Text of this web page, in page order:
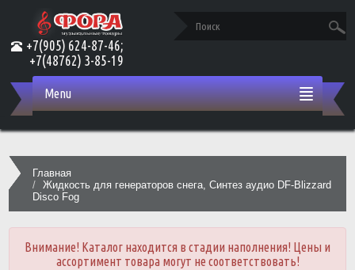
+7(905) 624-87-46;
+7(48762) 3-85-19
Menu
Главная
Жидкость для генераторов снега, Синтез аудио DF-Blizzard
Disco Fog
Внимание! Каталог находится в стадии наполнения! Цены и
ассортимент товара могут не соответствовать!